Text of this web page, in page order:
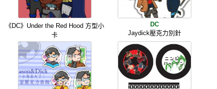
《DC》Under the Red Hood 方型小
卡
DC
Jaydick壓克力別針